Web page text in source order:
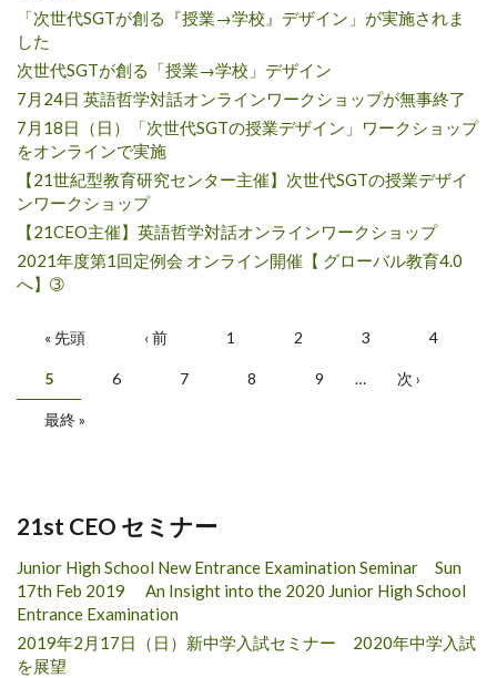
「次世代SGTが創る『授業→学校』デザイン」が実施されま
した
次世代SGTが創る「授業→学校」デザイン
7月24日 英語哲学対話オンラインワークショップが無事終了
7月18日（日）「次世代SGTの授業デザイン」ワークショップ
をオンラインで実施
【21世紀型教育研究センター主催】次世代SGTの授業デザイ
ンワークショップ
【21CEO主催】英語哲学対話オンラインワークショップ
2021年度第1回定例会 オンライン開催【 グローバル教育4.0
へ】➂
ページ
« 先頭 ‹ 前 1 2 3 4
5 6 7 8 9 … 次 ›
最終 »
21st CEO セミナー
Junior High School New Entrance Examination Seminar Sun
17th Feb 2019 An Insight into the 2020 Junior High School
Entrance Examination
2019年2月17日（日）新中学入試セミナー 2020年中学入試
を展望